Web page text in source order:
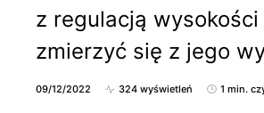
z regulacją wysokości
zmierzyć się z jego
09/12/2022 324 wyświetleń 1 min.